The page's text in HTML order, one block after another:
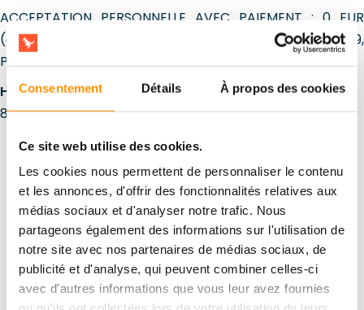
Consentement Détails À propos des cookies
Ce site web utilise des cookies.
Les cookies nous permettent de personnaliser le contenu
et les annonces, d'offrir des fonctionnalités relatives aux
médias sociaux et d'analyser notre trafic. Nous
partageons également des informations sur l'utilisation de
notre site avec nos partenaires de médias sociaux, de
publicité et d'analyse, qui peuvent combiner celles-ci
avec d'autres informations que vous leur avez fournies
ACCEPTATION PERSONNELLE AVEC PAIEMENT : 0 EUR
(collecte à Wroclaw - Leona Popielskiego 1 , 52-019,
Pologne).
Horaires de retrait sur place :
Du lundi au vendredi :
8h00 - 16h00